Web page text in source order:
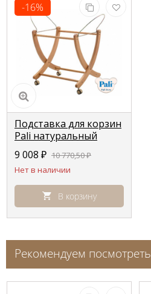
-16%
Подставка для корзин
Pali натуральный
(natural)
9 008 ₽ 10 770,50₽
Нет в наличии
В корзину
Рекомендуем посмотреть